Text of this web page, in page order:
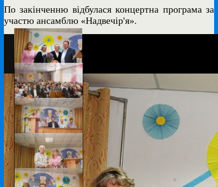
По закінченню відбулася концертна програма за
участю ансамблю «Надвечір'я».